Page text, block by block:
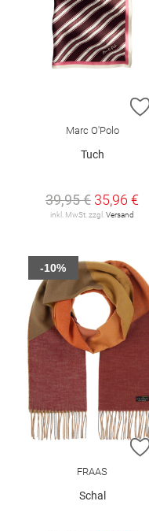
Marc O'Polo
Tuch
39,95 € 35,96 €
inkl. MwSt. zzgl. Versand
FRAAS
Schal
-10%